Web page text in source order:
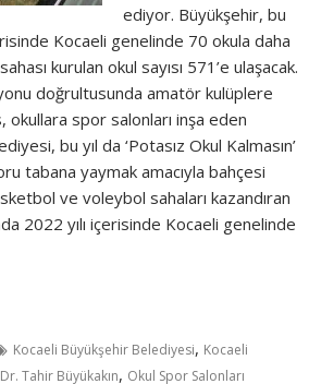
ediyor. Büyükşehir, bu
Kocaeli genelinde 70 okula daha
kurulan okul sayısı 571’e ulaşacak.
doğrultusunda amatör kulüplere
spor salonları inşa eden
bu yıl da ‘Potasız Okul Kalmasın’
tabana yaymak amacıyla bahçesi
ve voleybol sahaları kazandıran
2022 yılı içerisinde Kocaeli genelinde
Kocaeli Büyükşehir Belediyesi, Kocaeli
Tahir Büyükakın, Okul Spor Salonları